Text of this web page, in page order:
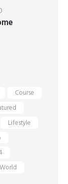
Course
Lifestyle
World